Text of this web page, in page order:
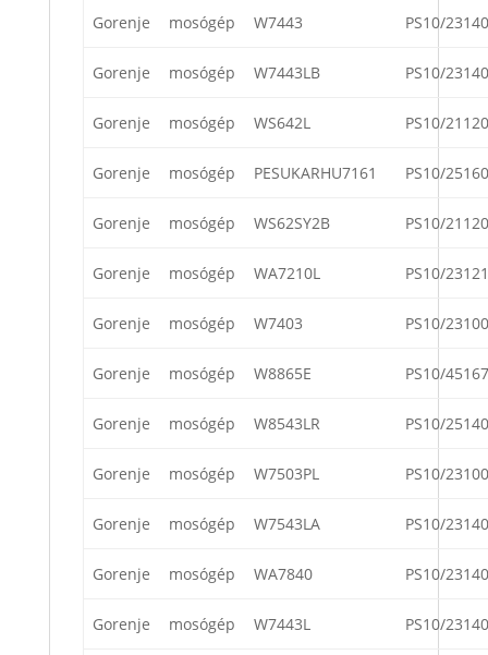
Gorenje mosógép W7443 PS10/23140
Gorenje mosógép W7443LB PS10/23140
Gorenje mosógép WS642L PS10/21120
Gorenje mosógép PESUKARHU7161 PS10/25160
Gorenje mosógép WS62SY2B PS10/21120
Gorenje mosógép WA7210L PS10/23121
Gorenje mosógép W7403 PS10/23100
Gorenje mosógép W8865E PS10/45167
Gorenje mosógép W8543LR PS10/25140
Gorenje mosógép W7503PL PS10/23100
Gorenje mosógép W7543LA PS10/23140
Gorenje mosógép WA7840 PS10/23140
Gorenje mosógép W7443L PS10/23140